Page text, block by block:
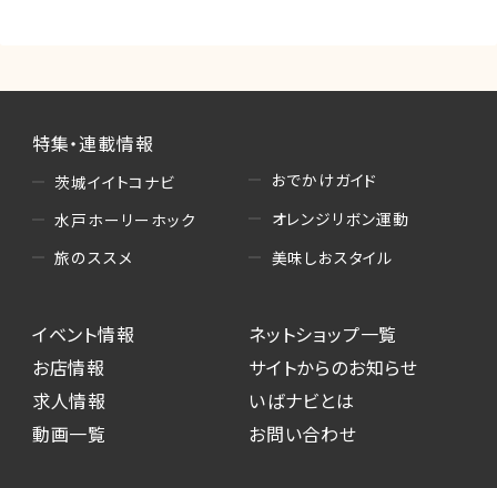
特集・連載情報
茨城イイトコナビ
水戸ホーリーホック
旅のススメ
おでかけガイド
オレンジリボン運動
美味しおスタイル
イベント情報
お店情報
求人情報
動画一覧
ネットショップ一覧
サイトからのお知らせ
いばナビとは
お問い合わせ